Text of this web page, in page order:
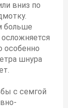
вниз по
больше
особенно
шнура
с семгой